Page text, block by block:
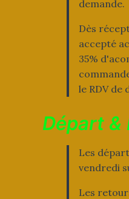
demande.
Dès
accepté
35%
le RDV de
Départ &
Les
vendredi
Les